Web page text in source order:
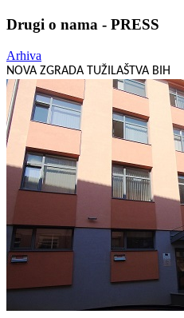
Drugi o nama - PRESS
Arhiva
NOVA ZGRADA TUŽILAŠTVA BIH